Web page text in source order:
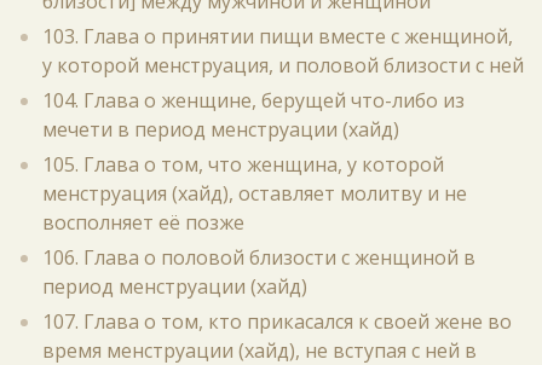
103. Глава о принятии пищи вместе с женщиной,
у которой менструация, и половой близости с ней
104. Глава о женщине, берущей что-либо из
мечети в период менструации (хайд)
105. Глава о том, что женщина, у которой
менструация (хайд), оставляет молитву и не
восполняет её позже
106. Глава о половой близости с женщиной в
период менструации (хайд)
107. Глава о том, кто прикасался к своей жене во
время менструации (хайд), не вступая с ней в